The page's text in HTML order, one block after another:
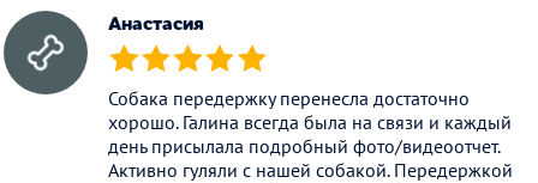
Анастасия
(*) (*) (*) (*) (*)
Собака передержку перенесла достаточно
хорошо. Галина всегда была на связи и каждый
день присылала подробный фото/видеоотчет.
Активно гуляли с нашей собакой. Передержкой